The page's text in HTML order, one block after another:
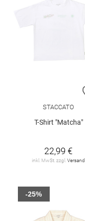
STACCATO
T-Shirt "Matcha"
22,99 €
inkl. MwSt. zzgl. Versand
-25%